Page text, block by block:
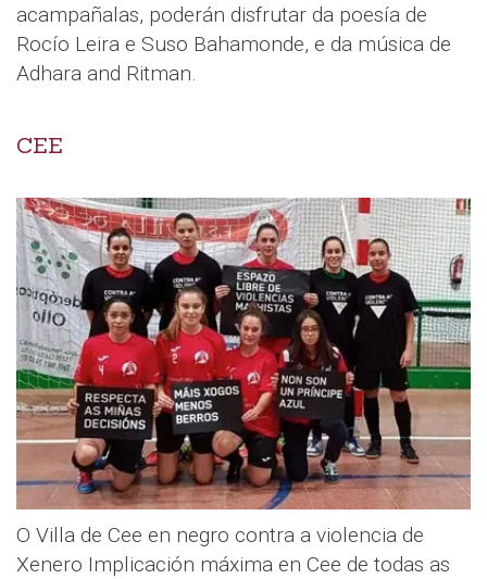
acampañalas, poderán disfrutar da poesía de
Rocío Leira e Suso Bahamonde, e da música de
Adhara and Ritman.
CEE
O Villa de Cee en negro contra a violencia de
Xenero Implicación máxima en Cee de todas as